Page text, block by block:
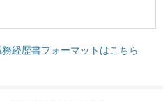
務経歴書フォーマットはこちら